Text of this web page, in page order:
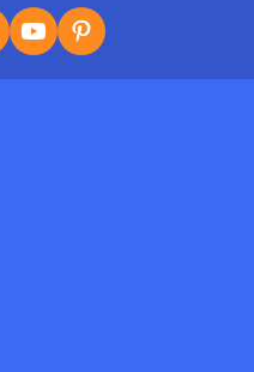
ve SD Kart Girişli Radyo